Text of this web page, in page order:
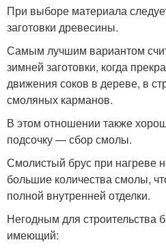
При выборе материала
заготовки древесины.
Самым лучшим вариантом
зимней заготовки, когда
движения соков в дереве, в
смоляных карманов.
В этом отношении также
подсочку — сбор смолы.
Смолистый брус при нагреве
большие количества смолы,
полной внутренней отделки.
Негодным для строительства
имеющий: